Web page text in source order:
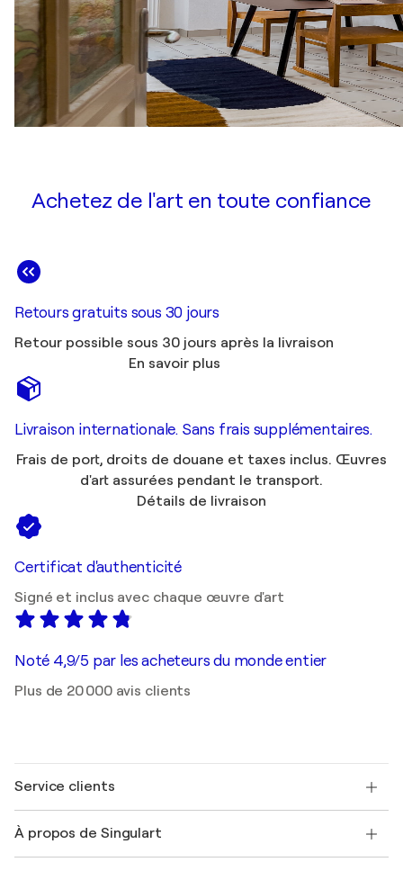
Achetez de l'art en toute confiance
Retours gratuits sous 30 jours
Retour possible sous 30 jours après la livraison
En savoir plus
Livraison internationale. Sans frais supplémentaires.
Frais de port, droits de douane et taxes inclus. Œuvres
d'art assurées pendant le transport.
Détails de livraison
Certificat d'authenticité
Signé et inclus avec chaque œuvre d'art
Noté 4,9/5 par les acheteurs du monde entier
Plus de 20 000 avis clients
Service clients
Expédition
À propos de Singulart